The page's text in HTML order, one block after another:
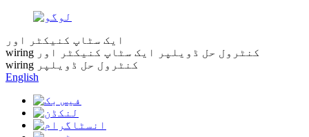
ایک سٹاپ کنیکٹر اور
wiring کنٹرول حل ڈویلپر
ایک سٹاپ کنیکٹر اور
wiring کنٹرول حل ڈویلپر
English